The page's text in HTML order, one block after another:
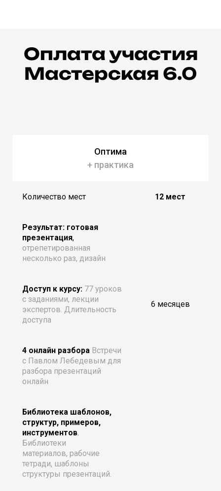
Оплата участия
Мастерская 6.0
Оптима
+ практика
Количество мест 12 мест
Результат: готовая
презентация,
отрепетированная
несколько раз, дизайн
Доступ к курсу: 77 уроков
с заданиями, лекции
экспертов. Длительность
доступа
6 месяцев
4 онлайн разбора Встречи
с Павлом Лебедевым для
разбора презентаций
онлайн
Библиотека шаблонов,
структур, примеров,
инструментов.
Библиотеки
материалов, рабочие
тетради, шаблоны
структуры презентаций.